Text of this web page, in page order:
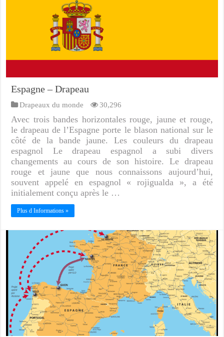
Espagne – Drapeau
Drapeaux du monde 30,296
Avec trois bandes horizontales rouge, jaune et rouge,
le drapeau de l’Espagne porte le blason national sur le
côté de la bande jaune. Les couleurs du drapeau
espagnol Le drapeau espagnol a subi divers
changements au cours de son histoire. Le drapeau
rouge et jaune que nous connaissons aujourd’hui,
souvent appelé en espagnol « rojigualda », a été
initialement conçu après le …
Plus d Informations »